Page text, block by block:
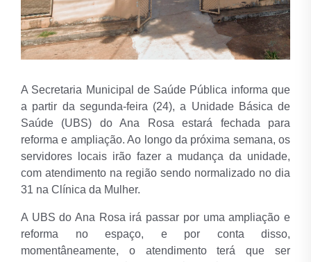
A Secretaria Municipal de Saúde Pública informa que
a partir da segunda-feira (24), a Unidade Básica de
Saúde (UBS) do Ana Rosa estará fechada para
reforma e ampliação. Ao longo da próxima semana, os
servidores locais irão fazer a mudança da unidade,
com atendimento na região sendo normalizado no dia
31 na Clínica da Mulher.
A UBS do Ana Rosa irá passar por uma ampliação e
reforma no espaço, e por conta disso,
momentâneamente, o atendimento terá que ser